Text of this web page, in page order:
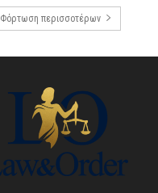
Φόρτωση περισσοτέρων